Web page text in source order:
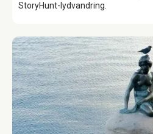
StoryHunt-lydvandring.